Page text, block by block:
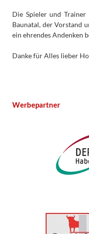
Die Spieler und
Baunatal, der Vorstand
ein ehrendes Andenken
Danke für Alles lieber
Werbepartner